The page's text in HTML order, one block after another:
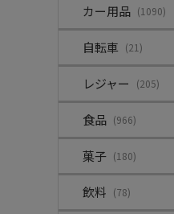
カー用品 (1090)
自転車 (21)
レジャー (205)
食品 (966)
菓子 (180)
飲料 (78)